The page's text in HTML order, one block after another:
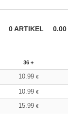
0ARTIKEL 0.00
36 +
10.99 €
10.99 €
15.99 €